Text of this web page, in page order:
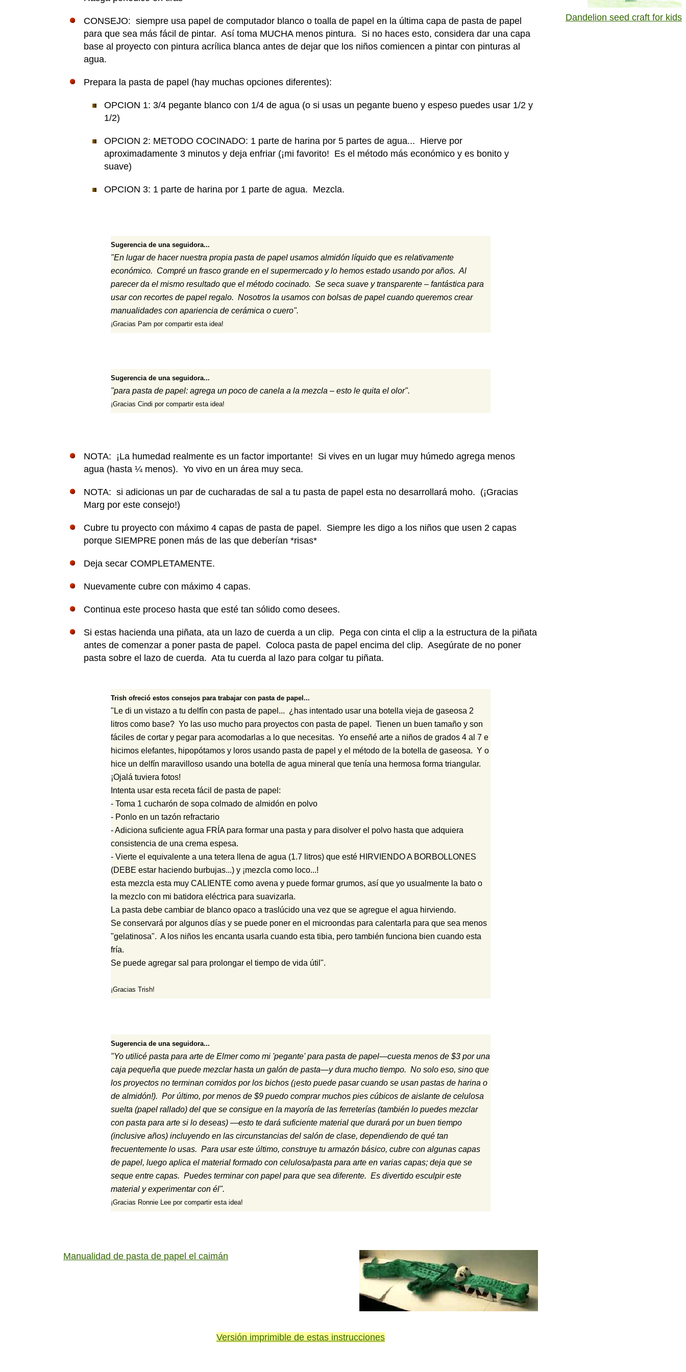
CONSEJO: siempre usa papel de computador blanco o toalla de papel en la última capa de pasta de papel
para que sea más fácil de pintar. Así toma MUCHA menos pintura. Si no haces esto, considera dar una capa
base al proyecto con pintura acrílica blanca antes de dejar que los niños comiencen a pintar con pinturas al
agua.
Prepara la pasta de papel (hay muchas opciones diferentes):
OPCION 1: 3/4 pegante blanco con 1/4 de agua (o si usas un pegante bueno y espeso puedes usar 1/2 y
1/2)
OPCION 2: METODO COCINADO: 1 parte de harina por 5 partes de agua... Hierve por
aproximadamente 3 minutos y deja enfriar (¡mi favorito! Es el método más económico y es bonito y
suave)
OPCION 3: 1 parte de harina por 1 parte de agua. Mezcla.
Sugerencia de una seguidora...
"En lugar de hacer nuestra propia pasta de papel usamos almidón líquido que es relativamente
económico. Compré un frasco grande en el supermercado y lo hemos estado usando por años. Al
parecer da el mismo resultado que el método cocinado. Se seca suave y transparente – fantástica para
usar con recortes de papel regalo. Nosotros la usamos con bolsas de papel cuando queremos crear
manualidades con apariencia de cerámica o cuero".
¡Gracias Pam por compartir esta idea!
Sugerencia de una seguidora...
"para pasta de papel: agrega un poco de canela a la mezcla – esto le quita el olor".
¡Gracias Cindi por compartir esta idea!
NOTA: ¡La humedad realmente es un factor importante! Si vives en un lugar muy húmedo agrega menos
agua (hasta ¼ menos). Yo vivo en un área muy seca.
NOTA: si adicionas un par de cucharadas de sal a tu pasta de papel esta no desarrollará moho. (¡Gracias
Marg por este consejo!)
Cubre tu proyecto con máximo 4 capas de pasta de papel. Siempre les digo a los niños que usen 2 capas
porque SIEMPRE ponen más de las que deberían *risas*
Deja secar COMPLETAMENTE.
Nuevamente cubre con máximo 4 capas.
Continua este proceso hasta que esté tan sólido como desees.
Si estas hacienda una piñata, ata un lazo de cuerda a un clip. Pega con cinta el clip a la estructura de la piñata
antes de comenzar a poner pasta de papel. Coloca pasta de papel encima del clip. Asegúrate de no poner
pasta sobre el lazo de cuerda. Ata tu cuerda al lazo para colgar tu piñata.
Trish ofreció estos consejos para trabajar con pasta de papel...
"Le di un vistazo a tu delfín con pasta de papel... ¿has intentado usar una botella vieja de gaseosa 2
litros como base? Yo las uso mucho para proyectos con pasta de papel. Tienen un buen tamaño y son
fáciles de cortar y pegar para acomodarlas a lo que necesitas. Yo enseñé arte a niños de grados 4 al 7 e
hicimos elefantes, hipopótamos y loros usando pasta de papel y el método de la botella de gaseosa. Y o
hice un delfín maravilloso usando una botella de agua mineral que tenía una hermosa forma triangular.
¡Ojalá tuviera fotos!
Intenta usar esta receta fácil de pasta de papel:
- Toma 1 cucharón de sopa colmado de almidón en polvo
- Ponlo en un tazón refractario
- Adiciona suficiente agua FRÍA para formar una pasta y para disolver el polvo hasta que adquiera
consistencia de una crema espesa.
- Vierte el equivalente a una tetera llena de agua (1.7 litros) que esté HIRVIENDO A BORBOLLONES
(DEBE estar haciendo burbujas...) y ¡mezcla como loco...!
esta mezcla esta muy CALIENTE como avena y puede formar grumos, así que yo usualmente la bato o
la mezclo con mi batidora eléctrica para suavizarla.
La pasta debe cambiar de blanco opaco a traslúcido una vez que se agregue el agua hirviendo.
Se conservará por algunos días y se puede poner en el microondas para calentarla para que sea menos
"gelatinosa". A los niños les encanta usarla cuando esta tibia, pero también funciona bien cuando esta
fría.
Se puede agregar sal para prolongar el tiempo de vida útil".
¡Gracias Trish!
Sugerencia de una seguidora...
"Yo utilicé pasta para arte de Elmer como mi 'pegante' para pasta de papel—cuesta menos de $3 por una
caja pequeña que puede mezclar hasta un galón de pasta—y dura mucho tiempo. No solo eso, sino que
los proyectos no terminan comidos por los bichos (¡esto puede pasar cuando se usan pastas de harina o
de almidón!). Por último, por menos de $9 puedo comprar muchos pies cúbicos de aislante de celulosa
suelta (papel rallado) del que se consigue en la mayoría de las ferreterías (también lo puedes mezclar
con pasta para arte si lo deseas) —esto te dará suficiente material que durará por un buen tiempo
(inclusive años) incluyendo en las circunstancias del salón de clase, dependiendo de qué tan
frecuentemente lo usas. Para usar este último, construye tu armazón básico, cubre con algunas capas
de papel, luego aplica el material formado con celulosa/pasta para arte en varias capas; deja que se
seque entre capas. Puedes terminar con papel para que sea diferente. Es divertido esculpir este
material y experimentar con él".
¡Gracias Ronnie Lee por compartir esta idea!
Manualidad de pasta de papel el caimán
Versión imprimible de estas instrucciones
Dandelion seed craft for kids